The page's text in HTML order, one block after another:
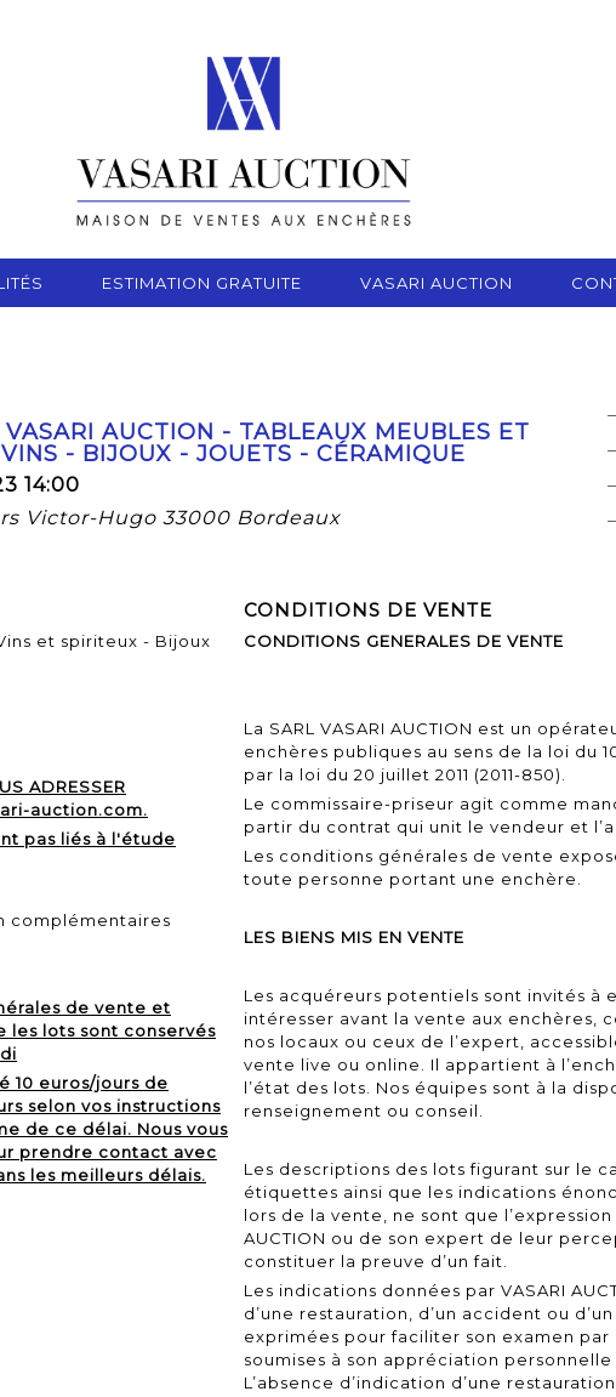
ESTIMATION GRATUITE VASARI AUCTION
VASARI AUCTION - TABLEAUX MEUBLES ET
- BIJOUX - JOUETS - CÉRAMIQUE
14:00
Victor-Hugo 33000 Bordeaux
et spiriteux - Bijoux
ADRESSER
auction.com.
pas liés à l'étude
complémentaires
de vente et
les lots sont conservés
10 euros/jours de
selon vos instructions
de ce délai. Nous vous
prendre contact avec
les meilleurs délais.
CONDITIONS DE VENTE
CONDITIONS GENERALES DE VENTE
La SARL VASARI AUCTION est un
enchères publiques au sens de la loi du
par la loi du 20 juillet 2011 (2011-850).
Le commissaire-priseur agit comme
partir du contrat qui unit le vendeur et
Les conditions générales de vente
toute personne portant une enchère.
LES BIENS MIS EN VENTE
Les acquéreurs potentiels sont invités à
intéresser avant la vente aux enchères,
nos locaux ou ceux de l’expert,
vente live ou online. Il appartient à
l’état des lots. Nos équipes sont à la
renseignement ou conseil.
Les descriptions des lots figurant sur le
étiquettes ainsi que les indications
lors de la vente, ne sont que
AUCTION ou de son expert de leur
constituer la preuve d’un fait.
Les indications données par VASARI
d’une restauration, d’un accident ou
exprimées pour faciliter son examen
soumises à son appréciation
L’absence d’indication d’une